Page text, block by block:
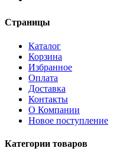
Страницы
Каталог
Корзина
Избранное
Оплата
Доставка
Контакты
О Компании
Новое поступление
Категории товаров